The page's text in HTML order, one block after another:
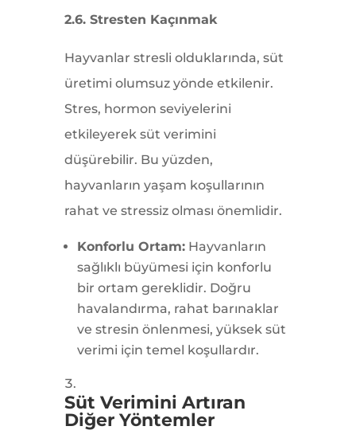
2.6. Stresten Kaçınmak
Hayvanlar stresli olduklarında, süt
üretimi olumsuz yönde etkilenir.
Stres, hormon seviyelerini
etkileyerek süt verimini
düşürebilir. Bu yüzden,
hayvanların yaşam koşullarının
rahat ve stressiz olması önemlidir.
Konforlu Ortam:Hayvanların
sağlıklı büyümesi için konforlu
bir ortam gereklidir. Doğru
havalandırma, rahat barınaklar
ve stresin önlenmesi, yüksek süt
verimi için temel koşullardır.
Süt Verimini Artıran
Diğer Yöntemler